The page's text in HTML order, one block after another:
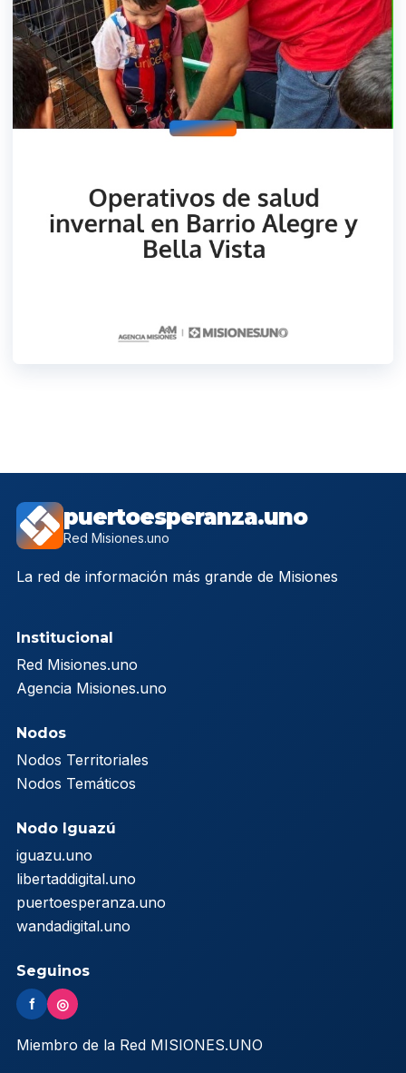
puertoesperanza.uno
Red Misiones.uno
La red de información más grande de Misiones
Institucional
Red Misiones.uno
Agencia Misiones.uno
Nodos
Nodos Territoriales
Nodos Temáticos
Nodo Iguazú
iguazu.uno
libertaddigital.uno
puertoesperanza.uno
wandadigital.uno
Seguinos
f ◎
Miembro de la Red MISIONES.UNO